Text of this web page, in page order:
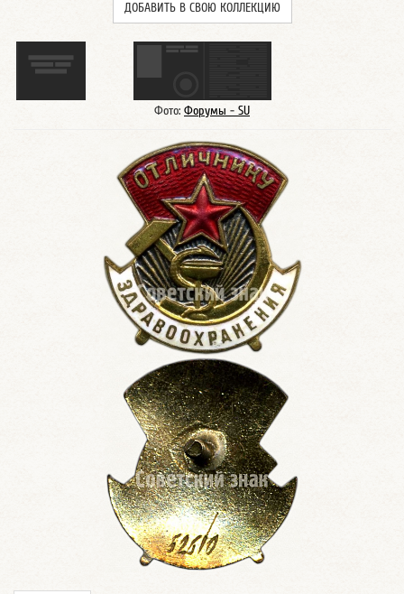
ДОБАВИТЬ В СВОЮ КОЛЛЕКЦИЮ
Фото: Форумы - SU